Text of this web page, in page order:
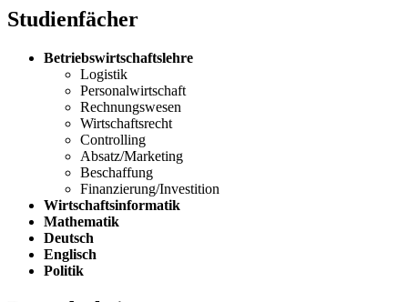
Studienfächer
Betriebswirtschaftslehre
Logistik
Personalwirtschaft
Rechnungswesen
Wirtschaftsrecht
Controlling
Absatz/Marketing
Beschaffung
Finanzierung/Investition
Wirtschaftsinformatik
Mathematik
Deutsch
Englisch
Politik